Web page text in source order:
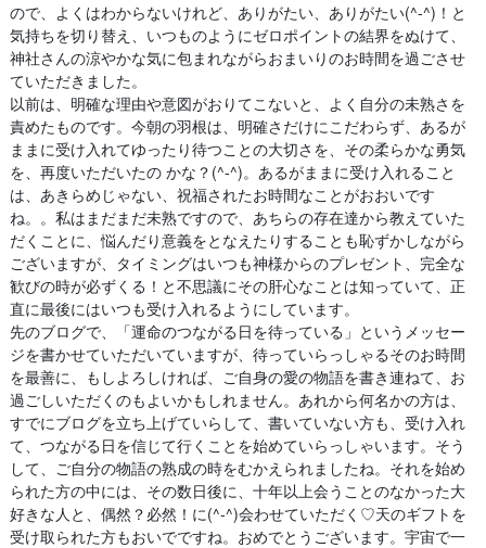
ので、よくはわからないけれど、ありがたい、ありがたい(^-^)！と
気持ちを切り替え、いつものようにゼロポイントの結界をぬけて、
神社さんの涼やかな気に包まれながらおまいりのお時間を過ごさせ
ていただきました。
以前は、明確な理由や意図がおりてこないと、よく自分の未熟さを
責めたものです。今朝の羽根は、明確さだけにこだわらず、あるが
ままに受け入れてゆったり待つことの大切さを、その柔らかな勇気
を、再度いただいたの かな？(^-^)。あるがままに受け入れること
は、あきらめじゃない、祝福されたお時間なことがおおいです
ね。。私はまだまだ未熟ですので、あちらの存在達から教えていた
だくことに、悩んだり意義をとなえたりすることも恥ずかしながら
ございますが、タイミングはいつも神様からのプレゼント、完全な
歓びの時が必ずくる！と不思議にその肝心なことは知っていて、正
直に最後にはいつも受け入れるようにしています。
先のブログで、「運命のつながる日を待っている」というメッセー
ジを書かせていただいていますが、待っていらっしゃるそのお時間
を最善に、もしよろしければ、ご自身の愛の物語を書き連ねて、お
過ごしいただくのもよいかもしれません。あれから何名かの方は、
すでにブログを立ち上げていらして、書いていない方も、受け入れ
て、つながる日を信じて行くことを始めていらっしゃいます。そう
して、ご自分の物語の熟成の時をむかえられましたね。それを始め
られた方の中には、その数日後に、十年以上会うことのなかった大
好きな人と、偶然？必然！に(^-^)会わせていただく♡天のギフトを
受け取られた方もおいでですね。おめでとうございます。宇宙で一